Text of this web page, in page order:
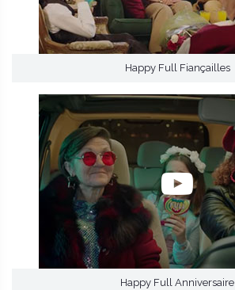
Happy Full Fiançailles
Happy Full Anniversaire